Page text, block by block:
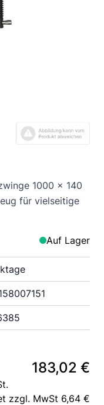
1000 x 140
für vielseitige
Auf Lager
183,02 €
zzgl. MwSt 6,64 €